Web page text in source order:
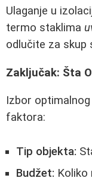
Ulaganje u
termo staklima
odlučite za skup
Zaključak: Šta
Izbor
faktora:
Tip objekta:
Budžet: Koliko